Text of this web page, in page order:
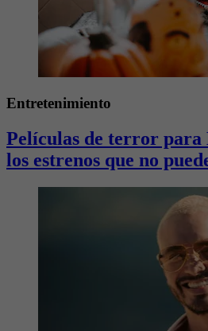
Entretenimiento
Películas de terror para
los estrenos que no